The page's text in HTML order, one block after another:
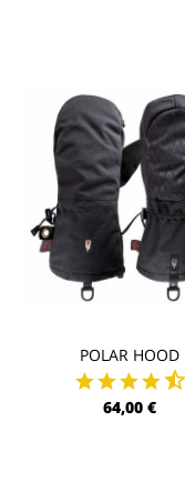
POLAR HOOD
64,00 €